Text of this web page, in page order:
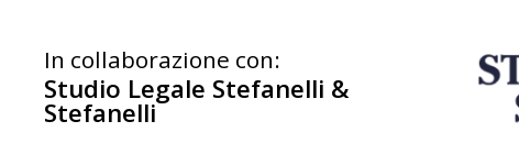
In collaborazione con:
Studio Legale Stefanelli &
Stefanelli